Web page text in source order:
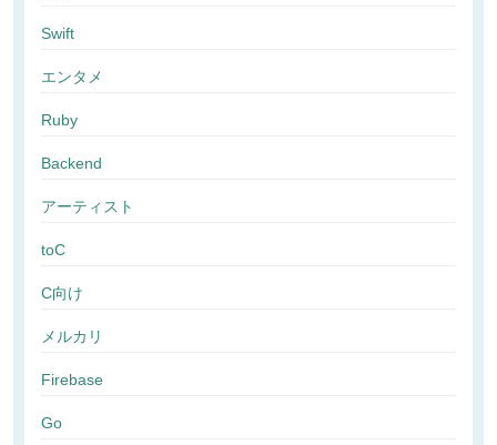
Swift
エンタメ
Ruby
Backend
アーティスト
toC
C向け
メルカリ
Firebase
Go